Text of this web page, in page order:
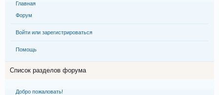
Главная
Форум
Войти или зарегистрироваться
Помощь
Список разделов форума
Добро пожаловать!